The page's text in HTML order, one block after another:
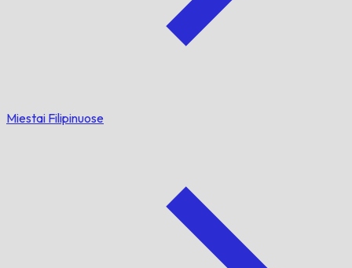
Miestai Filipinuose